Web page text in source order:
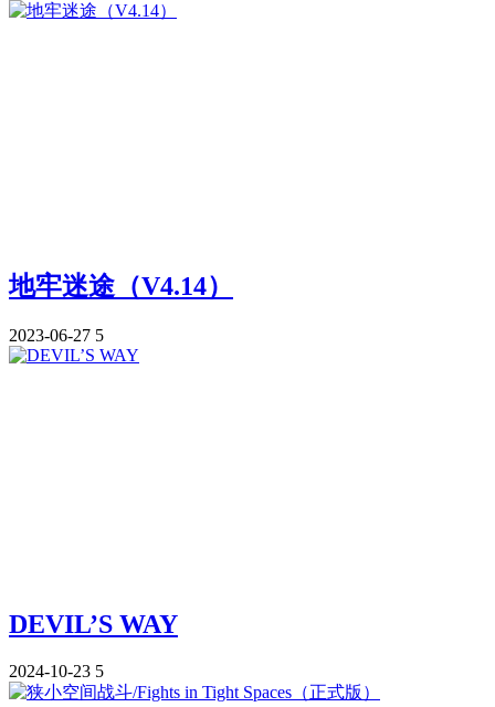
地牢迷途（V4.14）
2023-06-27 5
DEVIL’S WAY
2024-10-23 5